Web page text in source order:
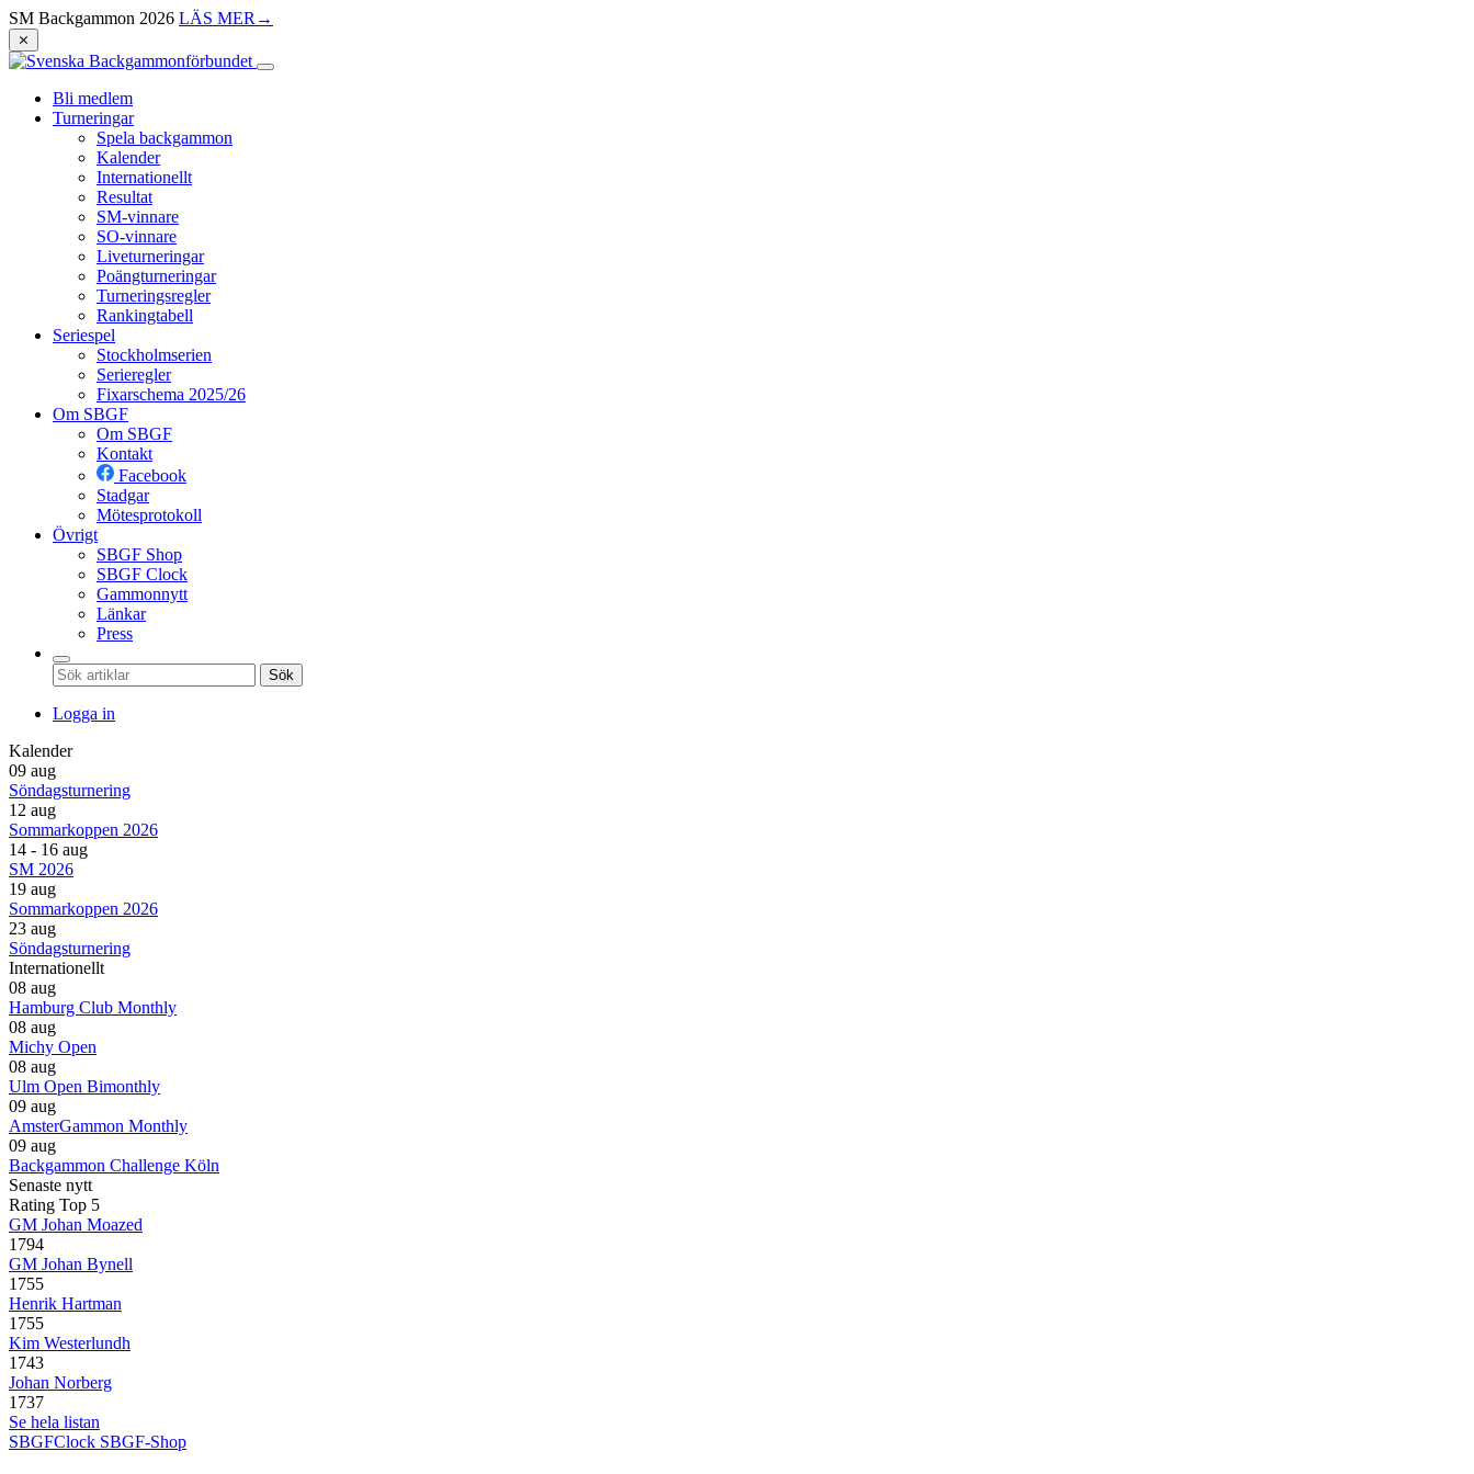
SM Backgammon 2026 LÄS MER →
⨯
Bli medlem
Turneringar
Spela backgammon
Kalender
Internationellt
Resultat
SM-vinnare
SO-vinnare
Liveturneringar
Poängturneringar
Turneringsregler
Rankingtabell
Seriespel
Stockholmserien
Serieregler
Fixarschema 2025/26
Om SBGF
Om SBGF
Kontakt
Facebook
Stadgar
Mötesprotokoll
Övrigt
SBGF Shop
SBGF Clock
Gammonnytt
Länkar
Press
Sök
Logga in
Kalender
09 aug
Söndagsturnering
12 aug
Sommarkoppen 2026
14 - 16 aug
SM 2026
19 aug
Sommarkoppen 2026
23 aug
Söndagsturnering
Internationellt
08 aug
Hamburg Club Monthly
08 aug
Michy Open
08 aug
Ulm Open Bimonthly
09 aug
AmsterGammon Monthly
09 aug
Backgammon Challenge Köln
Senaste nytt
Rating Top 5
GM Johan Moazed
1794
GM Johan Bynell
1755
Henrik Hartman
1755
Kim Westerlundh
1743
Johan Norberg
1737
Se hela listan
SBGFClock SBGF-Shop